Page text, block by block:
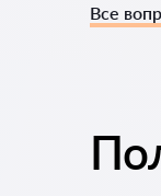
Все